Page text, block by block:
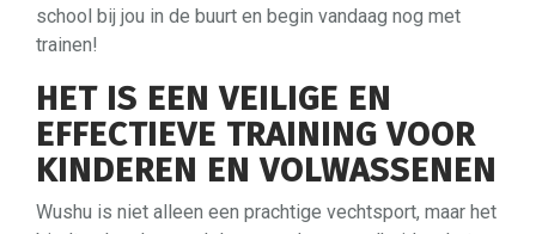
school bij jou in de buurt en begin vandaag nog met
trainen!
HET IS EEN VEILIGE EN
EFFECTIEVE TRAINING VOOR
KINDEREN EN VOLWASSENEN
Wushu is niet alleen een prachtige vechtsport, maar het